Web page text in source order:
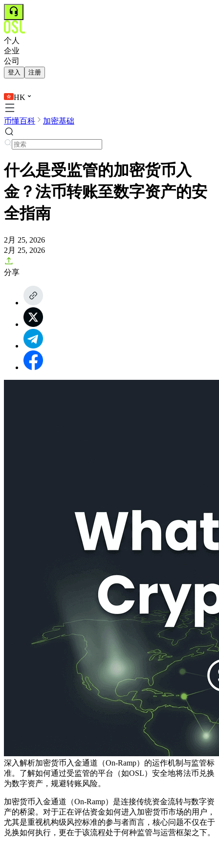
个人
企业
公司
登入 注册
HK
币懂百科 加密基础
什么是受监管的加密货币入
金？法币转账至数字资产的安
全指南
2月 25, 2026
2月 25, 2026
分享
深入解析加密货币入金通道（On-Ramp）的运作机制与监管标
准。了解如何通过受监管的平台（如OSL）安全地将法币兑换
为数字资产，规避转账风险。
加密货币入金通道（On-Ramp）是连接传统资金流转与数字资
产的桥梁。对于正在评估资金如何进入加密货币市场的用户，
尤其是重视机构级风控标准的参与者而言，核心问题不仅在于
兑换如何执行，更在于该流程处于何种监管与运营框架之下。